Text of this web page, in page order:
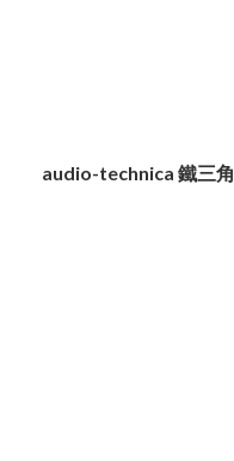
audio-technica 鐵三角